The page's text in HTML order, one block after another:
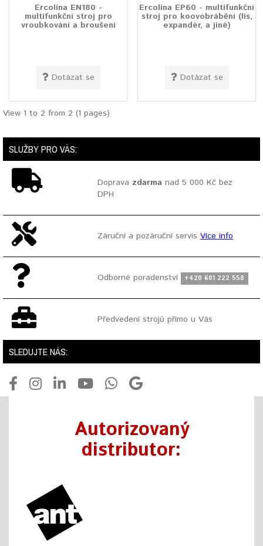
Ercolina EN180 -
multifunkční stroj pro
vroubkování a broušení
Dotázat se
Ercolina EP60 - multifunkční
stroj pro koovobrábění (lis,
expandér, a jiné)
Dotázat se
View 1 to 2 from 2 (1 pages)
SLUŽBY PRO VÁS:
Doprava zdarma nad 5 000 Kč bez
DPH
Záruční a pozáruční servis Více info
Odborné poradenství +420 601 222 558
Předvedení strojů přímo u Vás
SLEDUJTE NÁS:
Autorizovaný
distributor: